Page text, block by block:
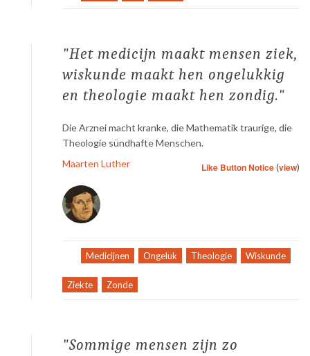
Het medicijn maakt mensen ziek,
wiskunde maakt hen ongelukkig
en theologie maakt hen zondig.
Die Arznei macht kranke, die Mathematik traurige, die
Theologie sündhafte Menschen.
Like Button Notice(view)
Maarten Luther
Medicijnen Ongeluk Theologie Wiskunde
Ziekte Zonde
Sommige mensen zijn zo